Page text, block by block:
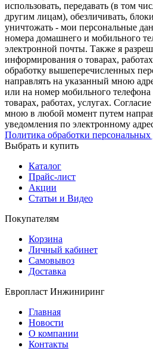
использовать, передавать (в том
другим лицам), обезличивать,
уничтожать - мои персональные
номера домашнего и мобильного
электронной почты. Также я
информирования о товарах,
обработку вышеперечисленных
направлять на указанный мною
или на номер мобильного
товарах, работах, услугах.
мною в любой момент путем
уведомления по электронному
Политика обработки
Выбрать и купить
Каталог
Прайс-лист
Акции
Статьи и Видео
Покупателям
Корзина
Личный кабинет
Самовывоз
Доставка
Европласт Инжиниринг
Главная
Новости
О компании
Контакты